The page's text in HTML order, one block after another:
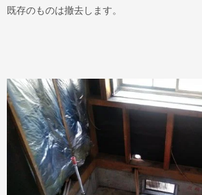
既存のものは撤去します。